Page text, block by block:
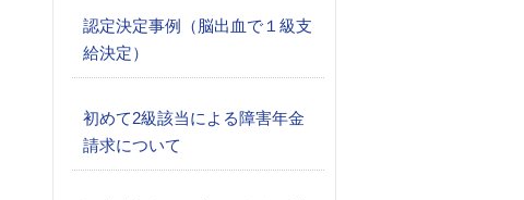
認定決定事例（脳出血で１級支
給決定）
初めて2級該当による障害年金
請求について